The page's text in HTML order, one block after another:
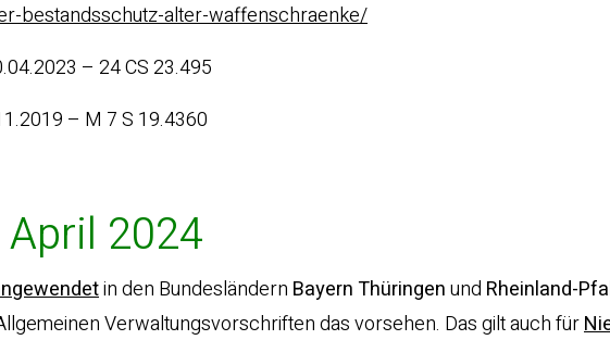
bestandsschutz-alter-waffenschraenke/
– 24 CS 23.495
– M 7 S 19.4360
2024
in den Bundesländern BayernThüringenund Rheinland-
Verwaltungsvorschriften das vorsehen. Das gilt auch für